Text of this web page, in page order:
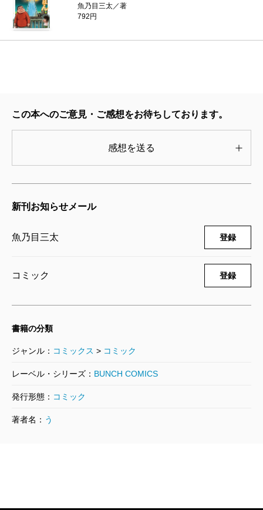
魚乃目三太／著
792円
この本へのご意見・ご感想をお待ちしております。
感想を送る
新刊お知らせメール
魚乃目三太 登録
コミック 登録
書籍の分類
ジャンル： コミックス > コミック
レーベル・シリーズ： BUNCH COMICS
発行形態： コミック
著者名： う